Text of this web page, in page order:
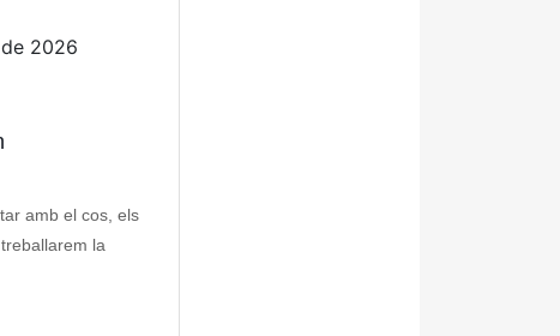
2026
amb el cos, els
la